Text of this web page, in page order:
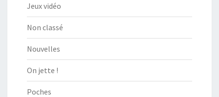
Jeux vidéo
Non classé
Nouvelles
On jette !
Poches